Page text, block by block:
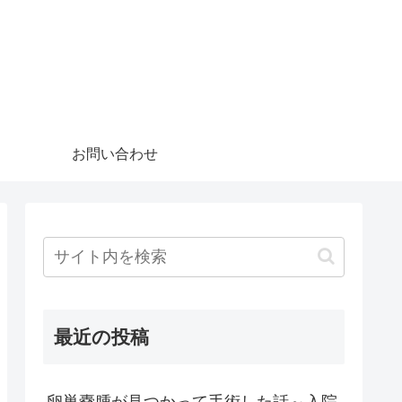
お問い合わせ
最近の投稿